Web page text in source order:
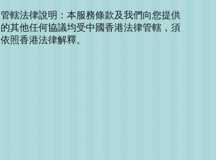
管轄法律說明：本服務條款及我們向您提供
的其他任何協議均受中國香港法律管轄，須
依照香港法律解釋。